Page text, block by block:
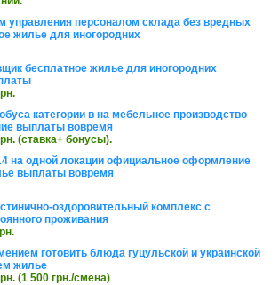
управления персоналом склада без вредных
жилье для иногородних
бесплатное жилье для иногородних
категории в на мебельное производство
выплаты вовремя
(ставка+ бонусы).
на одной локации официальное оформление
выплаты вовремя
оздоровительный комплекс с
проживания
готовить блюда гуцульской и украинской
жилье
(1 500 грн./смена)